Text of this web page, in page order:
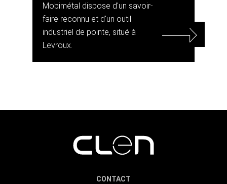
Mobimétal dispose d'un savoir-
faire reconnu et d'un outil
industriel de pointe, situé à
Levroux.
CONTACT